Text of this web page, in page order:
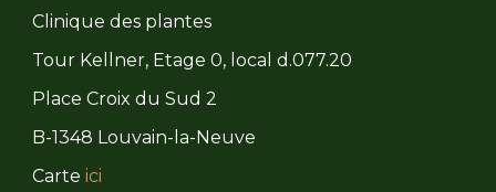
Clinique des plantes
Tour Kellner, Etage 0, local d.077.20
Place Croix du Sud 2
B-1348 Louvain-la-Neuve
Carte ici